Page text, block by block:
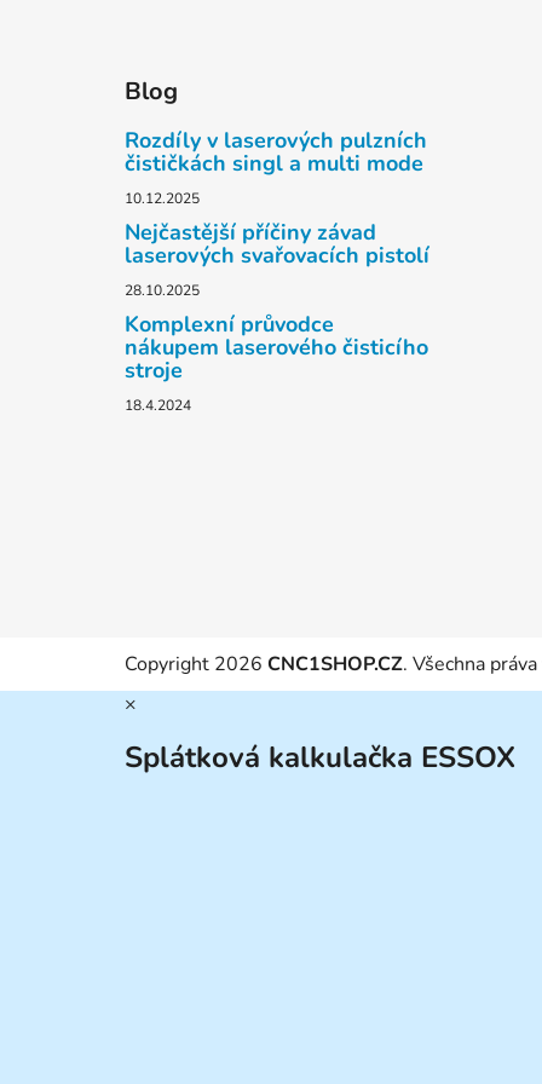
Blog
Rozdíly v laserových pulzních
čističkách singl a multi mode
10.12.2025
Nejčastější příčiny závad
laserových svařovacích pistolí
28.10.2025
Komplexní průvodce
nákupem laserového čisticího
stroje
18.4.2024
Copyright 2026 CNC1SHOP.CZ. Všechna
×
Splátková kalkulačka ESSOX